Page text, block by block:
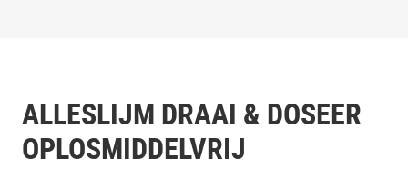
ALLESLIJM DRAAI & DOSEER
OPLOSMIDDELVRIJ